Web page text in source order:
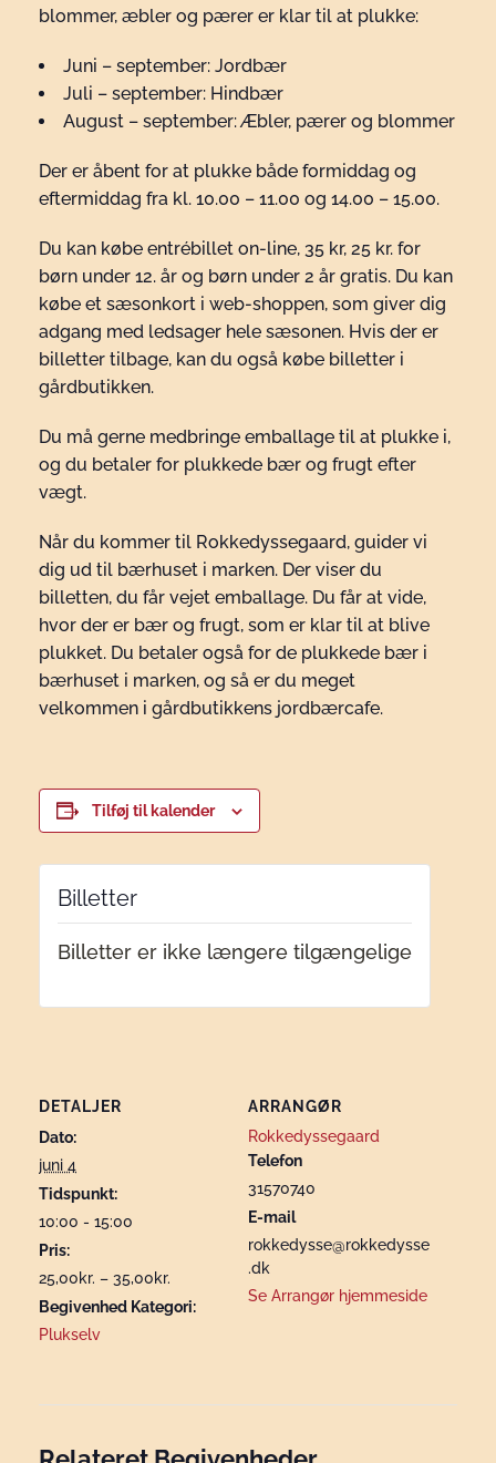
blommer, æbler og pærer er klar til at plukke:
Juni – september: Jordbær
Juli – september: Hindbær
August – september: Æbler, pærer og blommer
Der er åbent for at plukke både formiddag og
eftermiddag fra kl. 10.00 – 11.00 og 14.00 – 15.00.
Du kan købe entrébillet on-line, 35 kr, 25 kr. for
børn under 12. år og børn under 2 år gratis. Du kan
købe et sæsonkort i web-shoppen, som giver dig
adgang med ledsager hele sæsonen. Hvis der er
billetter tilbage, kan du også købe billetter i
gårdbutikken.
Du må gerne medbringe emballage til at plukke i,
og du betaler for plukkede bær og frugt efter
vægt.
Når du kommer til Rokkedyssegaard, guider vi
dig ud til bærhuset i marken. Der viser du
billetten, du får vejet emballage. Du får at vide,
hvor der er bær og frugt, som er klar til at blive
plukket. Du betaler også for de plukkede bær i
bærhuset i marken, og så er du meget
velkommen i gårdbutikkens jordbærcafe.
Tilføj til kalender
DETALJER
Dato:
juni 4
Tidspunkt:
10:00 - 15:00
Pris:
25,00kr. – 35,00kr.
Begivenhed Kategori:
Plukselv
ARRANGØR
Rokkedyssegaard
Telefon
31570740
E-mail
rokkedysse@rokkedysse
.dk
Se Arrangør hjemmeside
Billetter
Billetter er ikke længere tilgængelige